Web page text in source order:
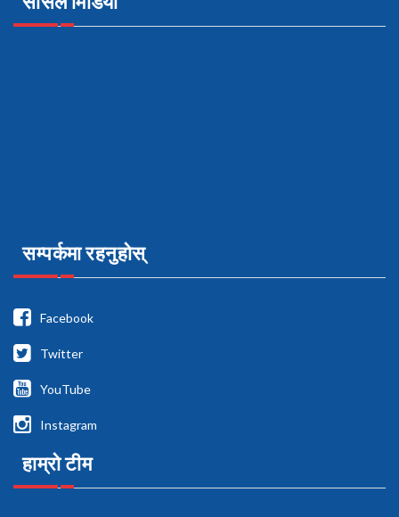
सम्पर्कमा रहनुहोस्
Facebook
Twitter
YouTube
Instagram
हाम्रो टीम